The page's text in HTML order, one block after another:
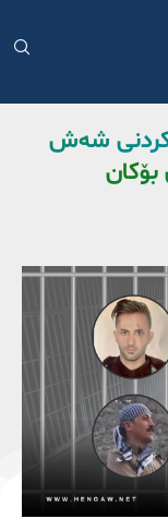
شەش